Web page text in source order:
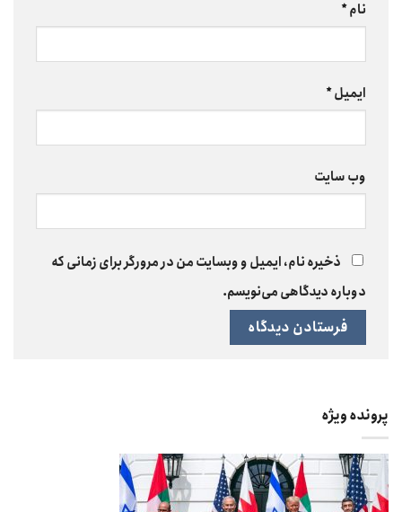
نام*
ایمیل*
وب‌ سایت
ذخیره نام، ایمیل و وبسایت من در مرورگر برای زمانی که
دوباره دیدگاهی می‌نویسم.
پرونده ویژه